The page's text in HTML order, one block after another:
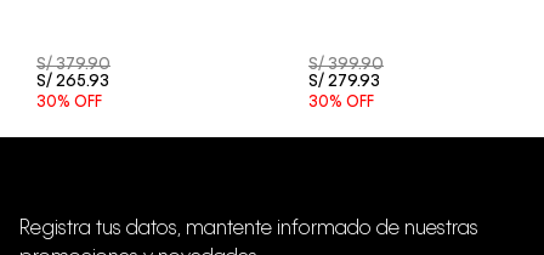
S/ 379.90
S/ 265.93
30% OFF
S/ 399.90
S/ 279.93
30% OFF
Registra tus datos, mantente informado de nuestras